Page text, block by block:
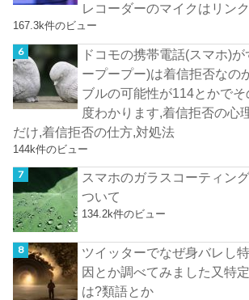
レコーダーのマイクはリン
167.3k件のビュー
ドコモの携帯電話(スマホ)
ープープー)は着信拒否なの
ブルの可能性が114とかで
度わかります,着信拒否の心
だけ,着信拒否の仕方,対処法
144k件のビュー
スマホのガラスコーティン
ついて
134.2k件のビュー
ツイッターでなぜ身バレし
因とか調べてみました又特
は?類語とか